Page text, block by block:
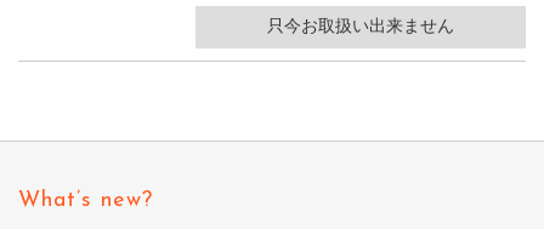
只今お取扱い出来ません
What’s new?